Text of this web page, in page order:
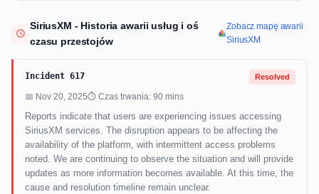
SiriusXM - Historia awarii usług i oś
czasu przestojów
Zobacz mapę awarii
SiriusXM
Incident 617 Resolved
📅 Nov 20, 2025⏱ Czas trwania: 90 mins
Reports indicate that users are experiencing issues accessing
SiriusXM services. The disruption appears to be affecting the
availability of the platform, with intermittent access problems
noted. We are continuing to observe the situation and will provide
updates as more information becomes available. At this time, the
cause and resolution timeline remain unclear.